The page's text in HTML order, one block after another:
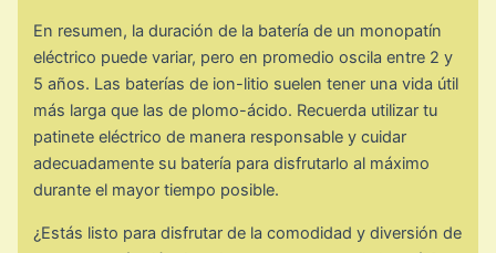
En resumen, la duración de la batería de un monopatín
eléctrico puede variar, pero en promedio oscila entre 2 y
5 años. Las baterías de ion-litio suelen tener una vida útil
más larga que las de plomo-ácido. Recuerda utilizar tu
patinete eléctrico de manera responsable y cuidar
adecuadamente su batería para disfrutarlo al máximo
durante el mayor tiempo posible.
¿Estás listo para disfrutar de la comodidad y diversión de